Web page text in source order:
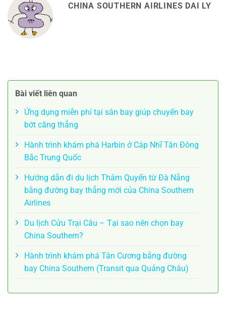
CHINA SOUTHERN AIRLINES DAI LY
Bài viết liên quan
Ứng dụng miễn phí tại sân bay giúp chuyến bay
bớt căng thẳng
Hành trình khám phá Harbin ở Cáp Nhĩ Tân Đông
Bắc Trung Quốc
Hướng dẫn đi du lịch Thâm Quyến từ Đà Nẵng
bằng đường bay thẳng mới của China Southern
Airlines
Du lịch Cửu Trại Câu – Tại sao nên chọn bay
China Southern?
Hành trình khám phá Tân Cương bằng đường
bay China Southern (Transit qua Quảng Châu)